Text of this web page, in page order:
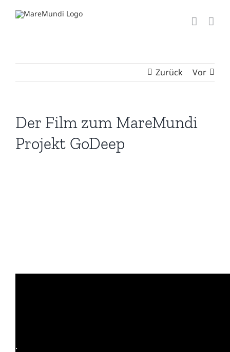
Inhalt
Zurück Vor
Der Film zum MareMundi
Projekt GoDeep
.